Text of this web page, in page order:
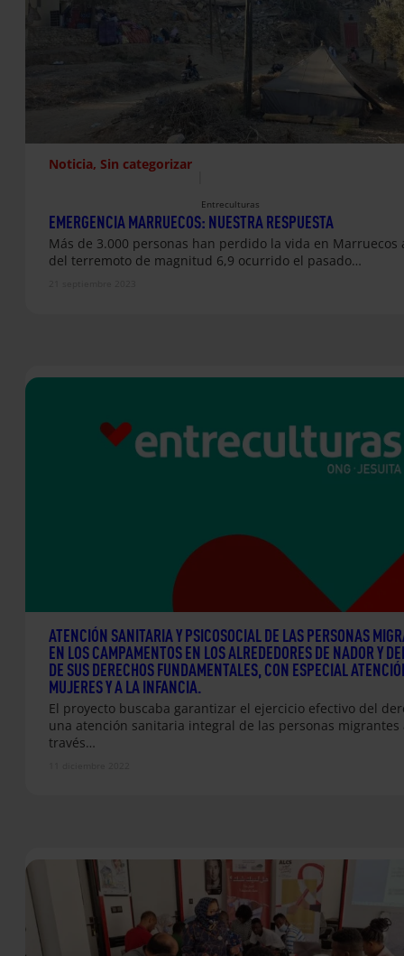
Noticia, Sin categorizar
Entreculturas
EMERGENCIA MARRUECOS: NUESTRA RESPUESTA
Más de 3.000 personas han perdido la vida en Marruecos
del terremoto de magnitud 6,9 ocurrido el pasado…
ATENCIÓN SANITARIA Y PSICOSOCIAL DE LAS PERSONAS
EN LOS CAMPAMENTOS EN LOS ALREDEDORES DE NADOR Y
DE SUS DERECHOS FUNDAMENTALES, CON ESPECIAL
MUJERES Y A LA INFANCIA.
El proyecto buscaba garantizar el ejercicio efectivo del
una atención sanitaria integral de las personas migrantes
través…